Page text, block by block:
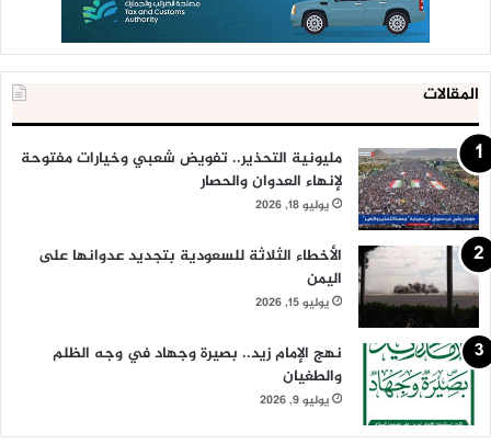
المقالات
مليونية التحذير.. تفويض شعبي وخيارات مفتوحة
لإنهاء العدوان والحصار
يوليو 18, 2026
الأخطاء الثلاثة للسعودية بتجديد عدوانها على
اليمن
يوليو 15, 2026
نهج الإمام زيد.. بصيرة وجهاد في وجه الظلم
والطغيان
يوليو 9, 2026